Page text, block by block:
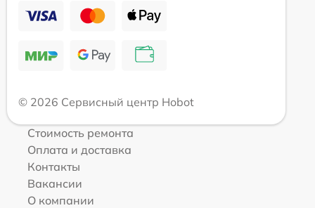
© 2026 Сервисный центр Hobot
Стоимость ремонта
Оплата и доставка
Контакты
Вакансии
О компании